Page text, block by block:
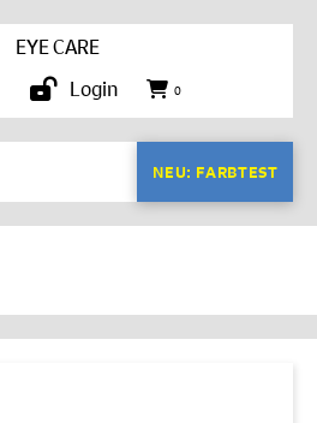
EYE CARE
Login 0
NEU: FARBTEST